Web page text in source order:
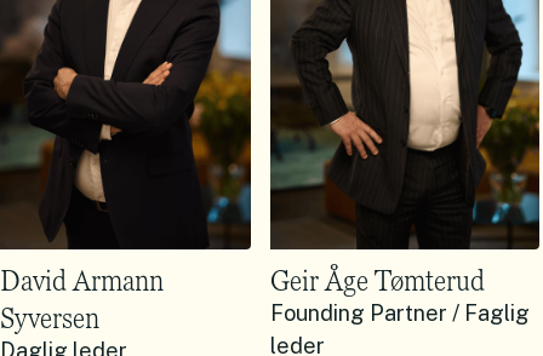
David Armann
Syversen
Daglig leder
Geir Åge Tømterud
Founding Partner / Faglig
leder